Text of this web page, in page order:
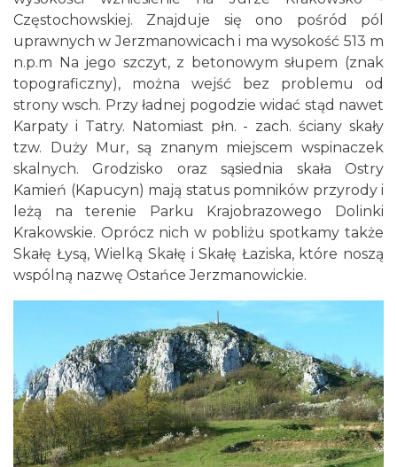
Częstochowskiej. Znajduje się ono pośród pól
uprawnych w Jerzmanowicach i ma wysokość 513 m
n.p.m Na jego szczyt, z betonowym słupem (znak
topograficzny), można wejść bez problemu od
strony wsch. Przy ładnej pogodzie widać stąd nawet
Karpaty i Tatry. Natomiast płn. - zach. ściany skały
tzw. Duży Mur, są znanym miejscem wspinaczek
skalnych. Grodzisko oraz sąsiednia skała Ostry
Kamień (Kapucyn) mają status pomników przyrody i
leżą na terenie Parku Krajobrazowego Dolinki
Krakowskie. Oprócz nich w pobliżu spotkamy także
Skałę Łysą, Wielką Skałę i Skałę Łaziska, które noszą
wspólną nazwę Ostańce Jerzmanowickie.